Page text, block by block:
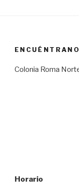
Colonia Roma
Horario